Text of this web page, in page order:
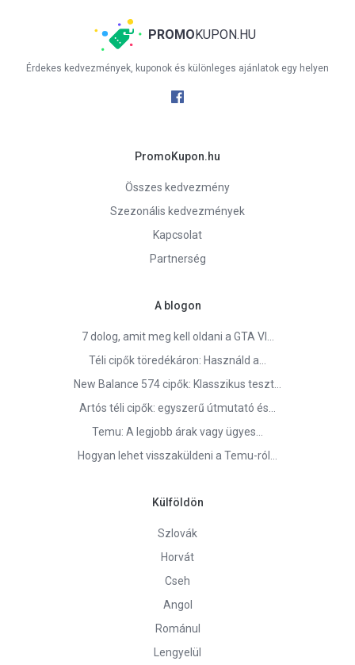
PROMO KUPON.HU
Érdekes kedvezmények, kuponok és különleges ajánlatok egy helyen
PromoKupon.hu
Összes kedvezmény
Szezonális kedvezmények
Kapcsolat
Partnerség
A blogon
7 dolog, amit meg kell oldani a GTA VI…
Téli cipők töredékáron: Használd a…
New Balance 574 cipők: Klasszikus teszt…
Artós téli cipők: egyszerű útmutató és…
Temu: A legjobb árak vagy ügyes…
Hogyan lehet visszaküldeni a Temu-ról…
Külföldön
Szlovák
Horvát
Cseh
Angol
Románul
Lengyelül